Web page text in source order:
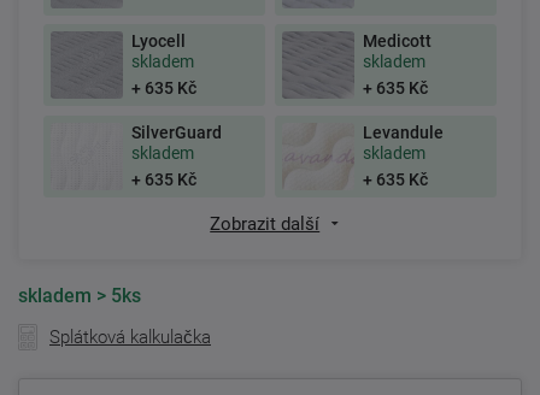
Lyocell
skladem
+ 635 Kč
Medicott
skladem
+ 635 Kč
SilverGuard
skladem
+ 635 Kč
Levandule
skladem
+ 635 Kč
Zobrazit další
skladem > 5ks
Splátková kalkulačka